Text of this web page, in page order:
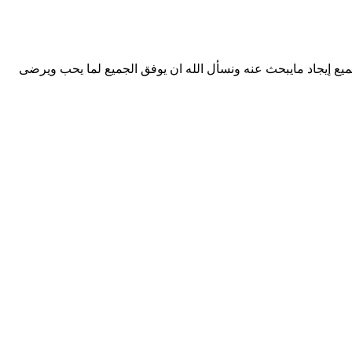
إيجاد مايبحث عنه ونسأل الله ان يوفق الجميع لما يحب ويرضى